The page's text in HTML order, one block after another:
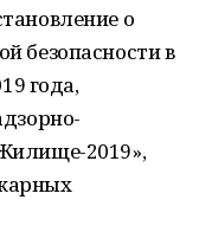
о
безопасности в
года,
2019»,